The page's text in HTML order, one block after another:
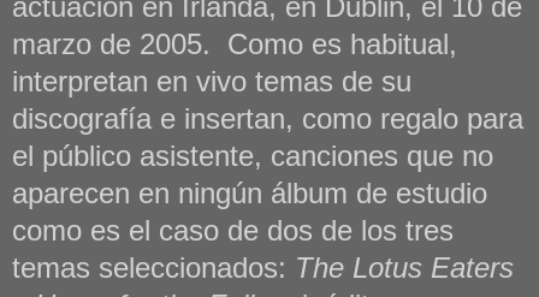
actuación en Irlanda, en Dublin, el 10 de
marzo de 2005. Como es habitual,
interpretan en vivo temas de su
discografía e insertan, como regalo para
el público asistente, canciones que no
aparecen en ningún álbum de estudio
como es el caso de dos de los tres
temas seleccionados: The Lotus Eaters